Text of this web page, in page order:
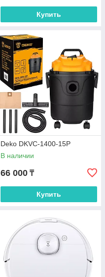
Купить
Deko DKVC-1400-15P
В наличии
66 000 ₸
Купить